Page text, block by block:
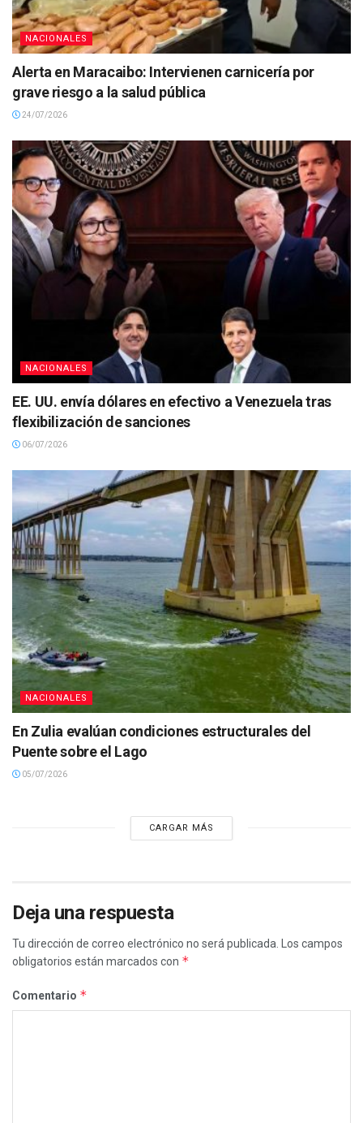
NACIONALES
Alerta en Maracaibo: Intervienen carnicería por
grave riesgo a la salud pública
24/07/2026
NACIONALES
EE. UU. envía dólares en efectivo a Venezuela tras
flexibilización de sanciones
06/07/2026
NACIONALES
En Zulia evalúan condiciones estructurales del
Puente sobre el Lago
05/07/2026
CARGAR MÁS
Deja una respuesta
Tu dirección de correo electrónico no será publicada.
Los campos
obligatorios están marcados con *
Comentario *